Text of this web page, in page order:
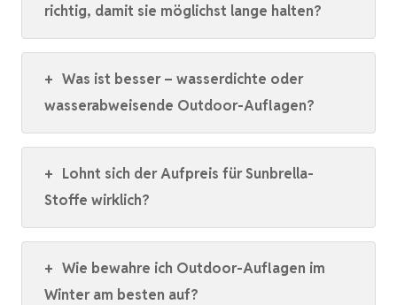
richtig, damit sie möglichst lange halten?
+ Was ist besser – wasserdichte oder
wasserabweisende Outdoor-Auflagen?
+ Lohnt sich der Aufpreis für Sunbrella-
Stoffe wirklich?
+ Wie bewahre ich Outdoor-Auflagen im
Winter am besten auf?